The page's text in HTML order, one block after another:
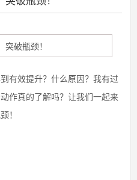
有效提升？什么原因？我有过
作真的了解吗？让我们一起来
！